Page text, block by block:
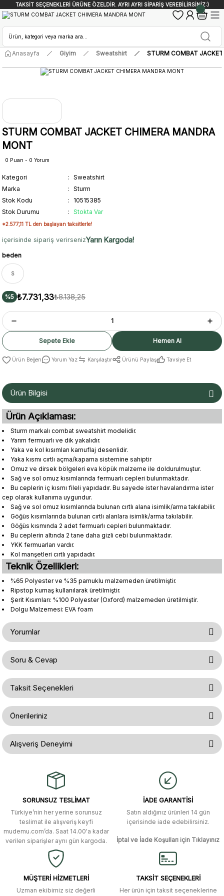
TAKSİT SEÇENEKLERİ ÜRÜNE ÖZELDİR. AYRI AYRI SİPARİŞ VEREBİLİRSİNİZ:)
Anasayfa Giyim Sweatshirt STURM COMBAT
STURM COMBAT JACKET CHIMERA MANDRA
MONT
0 Puan - 0 Yorum
Kategori
Sweatshirt
Marka
Sturm
Stok Kodu
10515385
Stok Durumu
Stokta Var
*2.577,11 TL den başlayan taksitlerle!
içerisinde sipariş verirsenizYarın Kargoda!
beden
S
%5 ₺7.731,33₺8.138,25
Sepete Ekle Hemen Al
Yorum Yaz Karşılaştır Ürünü Paylaş Tavsiye Et
Ürün Bilgisi
Ürün Açıklaması:
Sturm markalı combat sweatshirt modelidir.
Yarım fermuarlı ve dik yakalıdır.
Yaka ve kol kısımları kamuflaj desenlidir.
Yaka kısmı cırtlı açma/kapama sistemine sahiptir
Omuz ve dirsek bölgeleri eva köpük malzeme ile doldurulmuştur.
Sağ ve sol omuz kısımlarında fermuarlı cepleri bulunmaktadır.
Bu ceplerin iç kısmı fileli yapıdadır. Bu sayede ister havalandırma ister
cep olarak kullanıma uygundur.
Sağ ve sol omuz kısımlarında bulunan cırtlı alana isimlik/arma takılabilir.
Göğüs kısımlarında bulunan cırtlı alanlara isimlik/arma takılabilir.
Göğüs kısmında 2 adet fermuarlı cepleri bulunmaktadır.
Bu ceplerin altında 2 tane daha gizli cebi bulunmaktadır.
YKK fermuarları vardır.
Kol manşetleri cırtlı yapıdadır.
Teknik Özellikleri:
%65 Polyester ve %35 pamuklu malzemeden üretilmiştir.
Ripstop kumaş kullanılarak üretilmiştir.
Şerit Kısımları: %100 Polyester (Oxford) malzemeden üretilmiştir.
Dolgu Malzemesi: EVA foam
Yorumlar
Bu ürüne ilk yorumu siz yapın!
Yorum Yaz
Soru & Cevap
Ürün hakkında henüz soru sorulmamış.
Soru Sor
Taksit Seçenekleri
Önerileriniz
Bu ürünün fiyat bilgisi, resim, ürün açıklamalarında ve diğer konularda
yetersiz gördüğünüz noktaları öneri formunu kullanarak tarafımıza
iletebilirsiniz.
Ürün resmi kalitesiz, bozuk veya görüntülenemiyor.
Ürün bilgilerinde hatalar bulunuyor.
Ürün fiyatı diğer sitelerden daha pahalı.
Bu ürüne benzer farklı alternatifler olmalı.
Alışveriş Deneyimi
alışverişti. Ürün bir gün sonra elime
ulaştı. Mağaza yetkilileri oldukça
yanıt aldım ve çözüm buldum.
Murat Duman | 17/03/2026
Site güvenilir ve kullanışlı, fakat
kavela ve diğer ahşap aksesuarları
menü seçeneklerinde bulunmuyor,
spesifik olarak "kavela" terimini
aratarak bulunabilir.
SORUNSUZ TESLİMAT
Türkiye’nin her yerine sorunsuz
teslimat ile alışveriş keyfi
mudemu.com’da. Saat 14.00'a kadar
verilen siparişler aynı gün kargoda.
İADE GARANTİSİ
Satın aldığınız ürünleri 14 gün
içerisinde iade edebilirsiniz.
İptal ve İade Koşulları için Tıklayınız
MÜŞTERİ HİZMETLERİ
Uzman ekibimiz siz değerli
TAKSİT SEÇENEKLERİ
Her ürün için taksit seçeneklerine